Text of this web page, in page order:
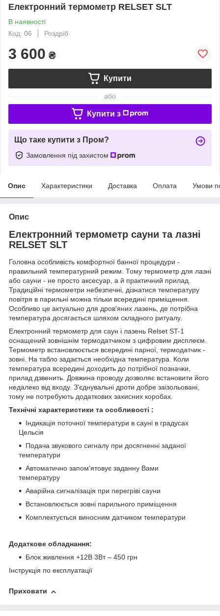
Електронний термометр RELSET SLT
В наявності
Код: 06
Роздріб
3 600 ₴
Купити
або
Купити з
Що таке купити з Пром?
Замовлення під захистом
Опис Характеристики Доставка Оплата Умови
Опис
Електронний термометр сауни та лазні
RELSET SLT
Головна особливість комфортної банної процедури -
правильний температурний режим. Тому термометр для лазні
або сауни - не просто аксесуар, а й практичний прилад.
Традиційні термометри небезпечні, дізнатися температуру
повітря в парильні можна тільки всередині приміщення.
Особливо це актуально для дров'яних лазень, де потрібна
температура досягається шляхом складного ритуалу.
Електронний термометр для саун і лазень Relset ST-1
оснащений зовнішнім термодатчиком з цифровим дисплеєм.
Термометр встановлюється всередині парної, термодатчик -
зовні. На табло задається необхідна температура. Коли
температура всередині доходить до потрібної позначки,
прилад дзвенить. Довжина проводу дозволяє встановити його
недалеко від входу. З'єднувальні дроти добре заізольовані,
тому не потребують додаткових захисних коробах.
Технічні характеристики та особливості :
Індикація поточної температури в сауні в градусах
Цельсія
Подача звукового сигналу при досягненні заданої
температури
Автоматично запом'ятовує заданну Вами
температуру
Аварійна сигналізація при перегріві сауни
Встановлюється зовні парильного приміщення
Комплектується виносним датчиком температури
Додаткове обладнання:
Блок живлення +12В 3Вт – 450 грн
Інструкція по експлуатації
Приховати